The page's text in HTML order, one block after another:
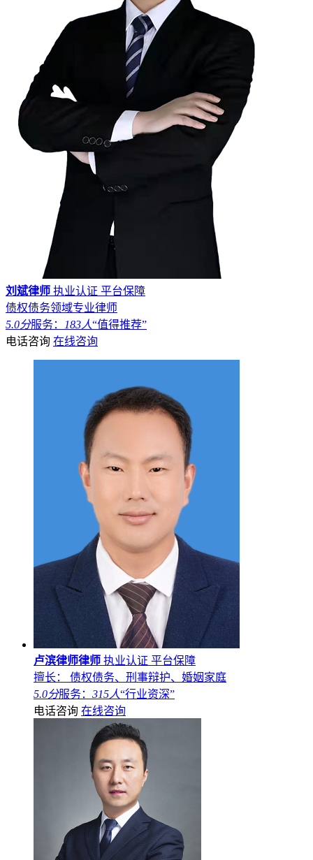
刘斌律师 执业认证 平台保障
债权债务领域专业律师
5.0分服务： 183人“值得推荐”
电话咨询 在线咨询
卢滨律师律师 执业认证 平台保障
擅长： 债权债务、刑事辩护、婚姻家庭
5.0分服务： 315人“行业资深”
电话咨询 在线咨询